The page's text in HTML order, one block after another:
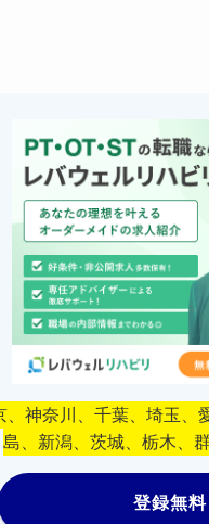
、神奈川、千葉、埼玉、
島、新潟、茨城、栃木、
登録無料